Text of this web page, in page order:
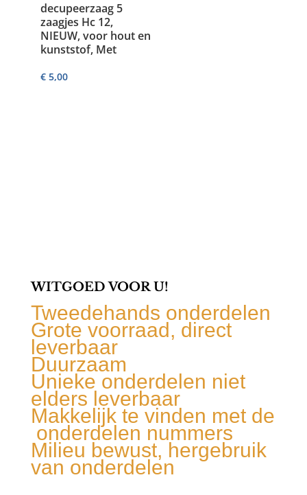
decupeerzaag 5
zaagjes Hc 12,
NIEUW, voor hout en
kunststof, Met
€5,00
WITGOED VOOR U!
Tweedehands onderdelen
Grote voorraad, direct
leverbaar
Duurzaam
Unieke onderdelen niet
elders leverbaar
Makkelijk te vinden met de
onderdelen nummers
Milieu bewust, hergebruik
van onderdelen